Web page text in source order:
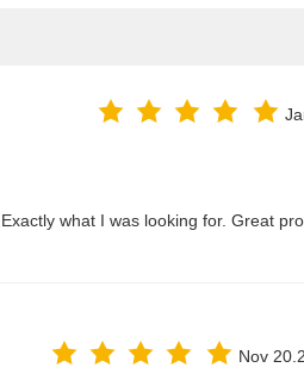
Exactly what I was looking for. Great
Nov